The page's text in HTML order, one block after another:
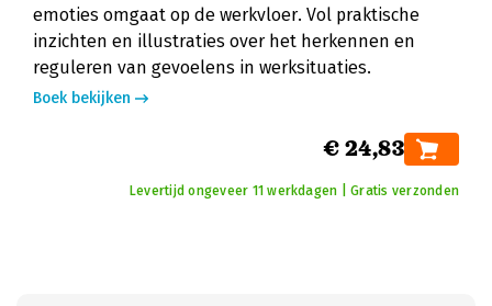
emoties omgaat op de werkvloer. Vol praktische
inzichten en illustraties over het herkennen en
reguleren van gevoelens in werksituaties.
Boek bekijken
€ 24,83
Levertijd ongeveer 11 werkdagen | Gratis verzonden